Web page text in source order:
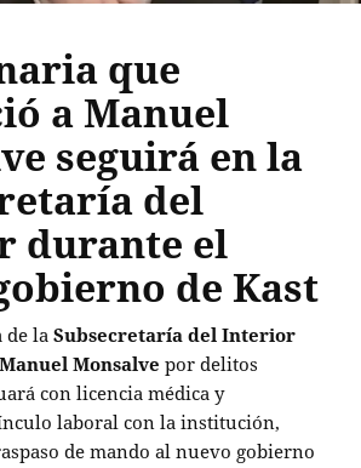
que
a Manuel
seguirá en la
del
durante el
de Kast
de laSubsecretaría del Interior
Manuel Monsalve por delitos
con licencia médica y
laboral con la institución,
de mando al nuevo gobierno